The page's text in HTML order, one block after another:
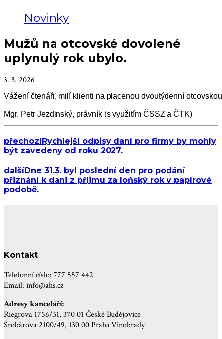
Novinky
Mužů na otcovské dovolené
uplynulý rok ubylo.
3. 3. 2026
Vážení čtenáři, milí klienti na placenou dvoutýdenní
Mgr. Petr Jezdinský, právník (s využitím ČSSZ a ČTK)
přechozíRychlejší odpisy daní pro firmy by mohly
být zavedeny od roku 2027.
dalšíDne 31.3. byl poslední den pro podání
přiznání k dani z příjmu za loňský rok v papírové
podobě.
Kontakt
Telefonní číslo: 777 557 442
Email: info@ahs.cz
Adresy kanceláří:
Riegrova 1756/51, 370 01 České Budějovice
Šrobárova 2100/49, 130 00 Praha Vinohrady